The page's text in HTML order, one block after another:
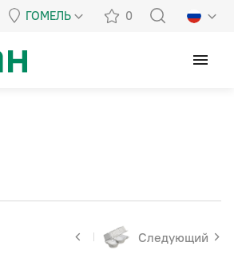
ГОМЕЛЬ 0
menu
Следующий